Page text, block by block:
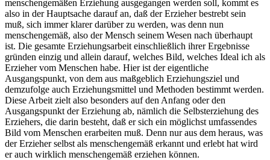
menschengemäßen Erziehung ausgegangen werden soll, kommt es
also in der Hauptsache darauf an, daß der Erzieher bestrebt sein
muß, sich immer klarer darüber zu werden, was denn nun
menschengemäß, also der Mensch seinem Wesen nach überhaupt
ist. Die gesamte Erziehungsarbeit einschließlich ihrer Ergebnisse
gründen einzig und allein darauf, welches Bild, welches Ideal ich als
Erzieher vom Menschen habe. Hier ist der eigentliche
Ausgangspunkt, von dem aus maßgeblich Erziehungsziel und
demzufolge auch Erziehungsmittel und Methoden bestimmt werden.
Diese Arbeit zielt also besonders auf den Anfang oder den
Ausgangspunkt der Erziehung ab, nämlich die Selbsterziehung des
Erziehers, die darin besteht, daß er sich ein möglichst umfassendes
Bild vom Menschen erarbeiten muß. Denn nur aus dem heraus, was
der Erzieher selbst als menschengemäß erkannt und erlebt hat wird
er auch wirklich menschengemäß erziehen können.